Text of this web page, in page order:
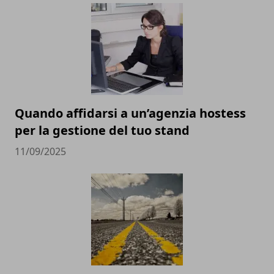
Quando affidarsi a un’agenzia hostess
per la gestione del tuo stand
11/09/2025